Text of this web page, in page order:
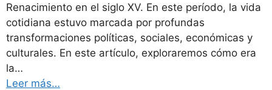
Renacimiento en el siglo XV. En este período, la vida
cotidiana estuvo marcada por profundas
transformaciones políticas, sociales, económicas y
culturales. En este artículo, exploraremos cómo era
la…
Leer más…